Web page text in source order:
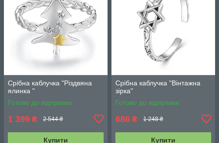
Срібна каблучка "Різдвяна
ялинка "
Готово до відправки
1 399 ₴ 2 544 ₴
Купити
Срібна каблучка "Вінтажна
зірка"
Готово до відправки
686 ₴ 1 248 ₴
Купити